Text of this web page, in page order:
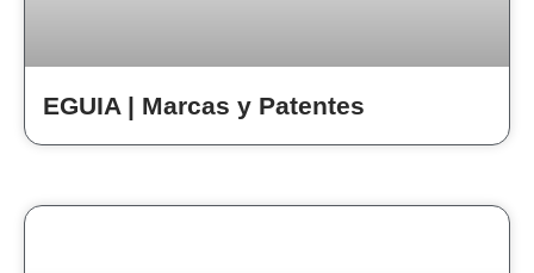
EGUIA | Marcas y Patentes